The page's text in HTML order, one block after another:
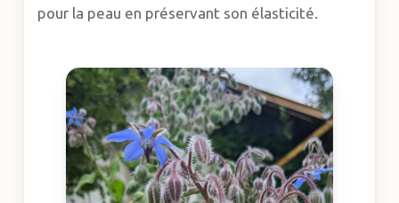
pour la peau en préservant son élasticité.